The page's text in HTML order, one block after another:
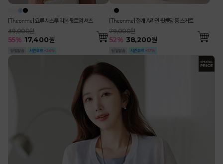
[Theonme] 요루 시스루 리본 뒷트임 셔츠
39,000원
55% 17,400원
[Theonme] 절개 A라인 뒷밴딩 롱 스커트
79,000원
52% 38,200원